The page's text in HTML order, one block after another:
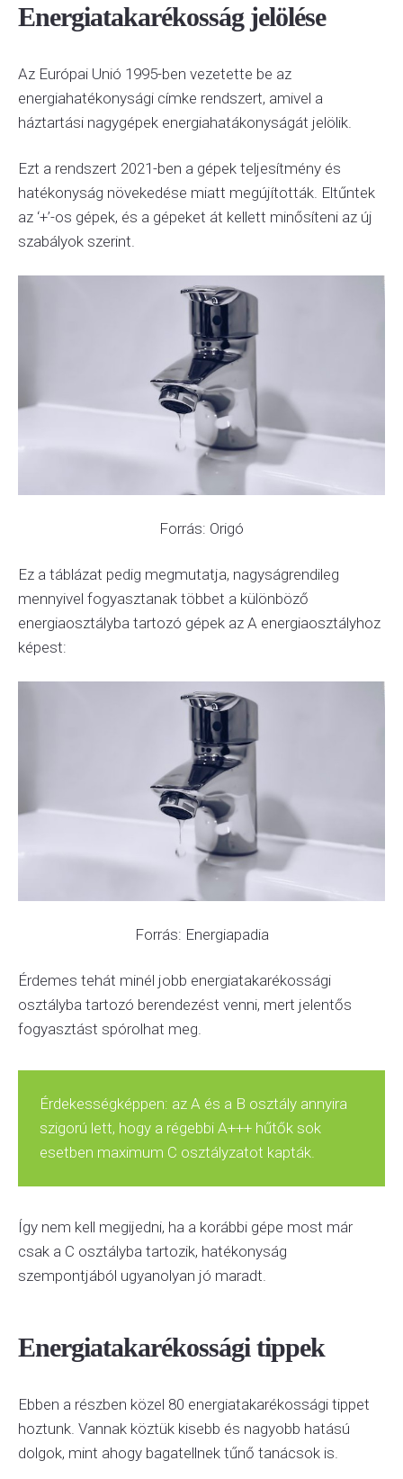
Energiatakarékosság jelölése
Az Európai Unió 1995-ben vezetette be az
energiahatékonysági címke rendszert, amivel a
háztartási nagygépek energiahatákonyságát jelölik.
Ezt a rendszert 2021-ben a gépek teljesítmény és
hatékonyság növekedése miatt megújították. Eltűntek
az ‘+’-os gépek, és a gépeket át kellett minősíteni az új
szabályok szerint.
Forrás: Origó
Ez a táblázat pedig megmutatja, nagyságrendileg
mennyivel fogyasztanak többet a különböző
energiaosztályba tartozó gépek az A energiaosztályhoz
képest:
Forrás: Energiapadia
Érdemes tehát minél jobb energiatakarékossági
osztályba tartozó berendezést venni, mert jelentős
fogyasztást spórolhat meg.
Érdekességképpen: az A és a B osztály annyira
szigorú lett, hogy a régebbi A+++ hűtők sok
esetben maximum C osztályzatot kapták.
Így nem kell megijedni, ha a korábbi gépe most már
csak a C osztályba tartozik, hatékonyság
szempontjából ugyanolyan jó maradt.
Energiatakarékossági tippek
Ebben a részben közel 80 energiatakarékossági tippet
hoztunk. Vannak köztük kisebb és nagyobb hatású
dolgok, mint ahogy bagatellnek tűnő tanácsok is.